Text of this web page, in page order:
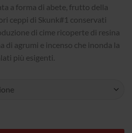
prezzo:
da
16,50€
a
340,00€
a forma di abete, frutto della
ceppi di Skunk#1 conservati
di cime ricoperte di resina
di agrumi e incenso che inonda la
più esigenti.